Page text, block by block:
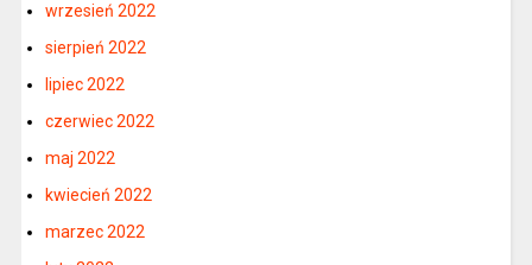
wrzesień 2022
sierpień 2022
lipiec 2022
czerwiec 2022
maj 2022
kwiecień 2022
marzec 2022